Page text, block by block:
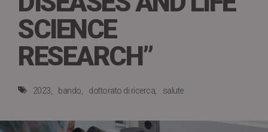
SCIENCE
RESEARCH”
2023 bando dottorato di ricerca salute